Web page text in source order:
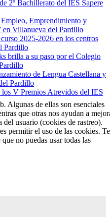
2º Bachillerato del IES Sapere
Emprendimiento y
en Villanueva del Pardillo
2025-2026 en los centros
Pardillo
brilla a su paso por el Colegio
de Lengua Castellana y
Pardillo
V Premios Atrevidos del IES
Algunas de ellas son esenciales
que otras nos ayudan a
usuario (cookies de rastreo).
permitir el uso de las cookies.
no puedas usar todas las